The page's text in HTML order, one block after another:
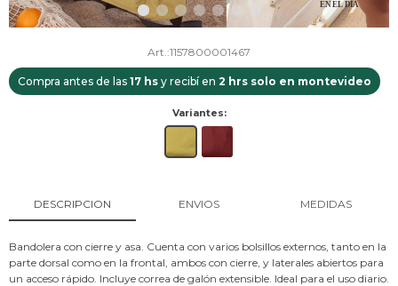
1157800001467
Compra antes de las 17 hs y recibí en 2 hrs solo en montevideo
Variantes:
DESCRIPCION ENVIOS MEDIDAS
Bandolera con cierre y asa. Cuenta con varios bolsillos externos, tanto en la
parte dorsal como en la frontal, ambos con cierre, y laterales abiertos para
un acceso rápido. Incluye correa de galón extensible. Ideal para el uso diario.